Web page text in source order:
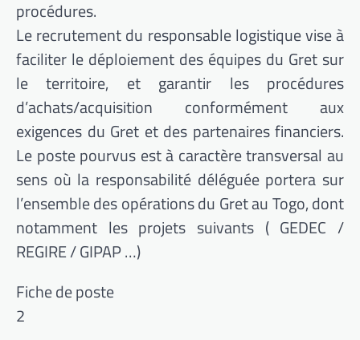
procédures.
Le recrutement du responsable logistique vise à
faciliter le déploiement des équipes du Gret sur
le territoire, et garantir les procédures
d’achats/acquisition conformément aux
exigences du Gret et des partenaires financiers.
Le poste pourvus est à caractère transversal au
sens où la responsabilité déléguée portera sur
l’ensemble des opérations du Gret au Togo, dont
notamment les projets suivants ( GEDEC /
REGIRE / GIPAP …)
Fiche de poste
2